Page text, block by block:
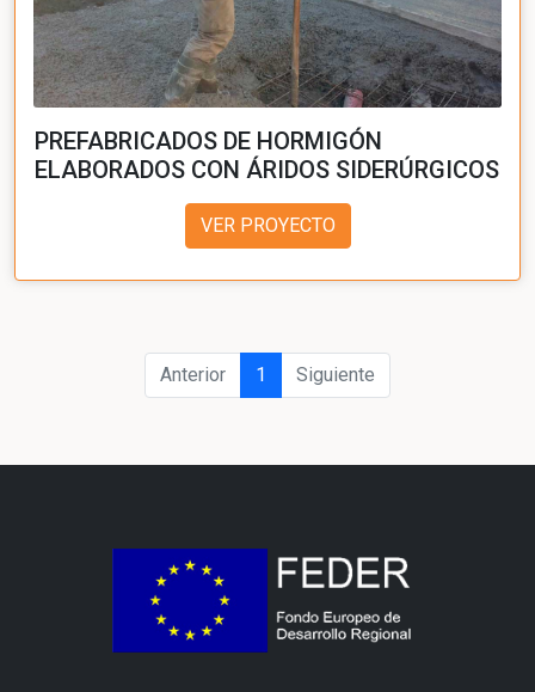
PREFABRICADOS DE HORMIGÓN
ELABORADOS CON ÁRIDOS SIDERÚRGICOS
VER PROYECTO
Anterior 1 Siguiente